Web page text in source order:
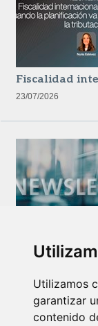
Utilizamos
garantizar
contenido
Fiscalidad
23/07/2026
Newsletter